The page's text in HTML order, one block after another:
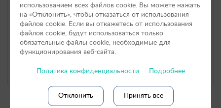
организм животного различных травмирующих
воздействий, последствия травм, и их лечение.
Подробнее
использованием всех файлов cookie. Вы можете нажать
на «Отклонить», чтобы отказаться от использования
файлов сookie. Если вы откажетесь от использования
файлов cookie, будут использоваться только
обязательные файлы cookie, необходимые для
функционирования веб-сайта.
Политика конфиденциальности Подробнее
Отклонить Принять все